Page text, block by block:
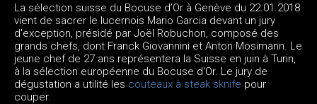
La sélection suisse du Bocuse d’Or à Genève du 22.01.2018
vient de sacrer le lucernois Mario Garcia devant un jury
d'exception, présidé par Joël Robuchon, composé des
grands chefs, dont Franck Giovannini et Anton Mosimann. Le
jeune chef de 27 ans représentera la Suisse en juin à Turin,
à la sélection européenne du Bocuse d'Or. Le jury de
dégustation a utilité les couteaux à steak sknife pour
couper.